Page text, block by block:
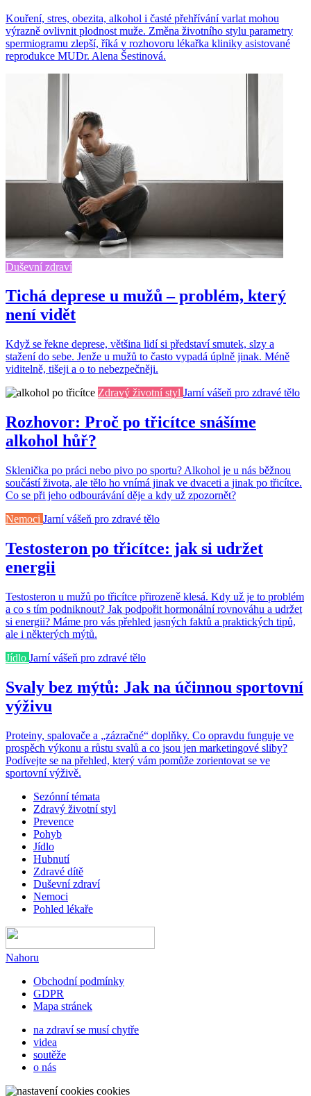
Kouření, stres, obezita, alkohol i časté přehřívání varlat mohou
výrazně ovlivnit plodnost muže. Změna životního stylu parametry
spermiogramu zlepší, říká v rozhovoru lékařka kliniky asistované
reprodukce MUDr. Alena Šestinová.
Duševní zdraví
Tichá deprese u mužů – problém, který
není vidět
Když se řekne deprese, většina lidí si představí smutek, slzy a
stažení do sebe. Jenže u mužů to často vypadá úplně jinak. Méně
viditelně, tišeji a o to nebezpečněji.
Zdravý životní styl Jarní vášeň pro zdravé tělo
Rozhovor: Proč po třicítce snášíme
alkohol hůř?
Sklenička po práci nebo pivo po sportu? Alkohol je u nás běžnou
součástí života, ale tělo ho vnímá jinak ve dvaceti a jinak po třicítce.
Co se při jeho odbourávání děje a kdy už zpozornět?
Nemoci Jarní vášeň pro zdravé tělo
Testosteron po třicítce: jak si udržet
energii
Testosteron u mužů po třicítce přirozeně klesá. Kdy už je to problém
a co s tím podniknout? Jak podpořit hormonální rovnováhu a udržet
si energii? Máme pro vás přehled jasných faktů a praktických tipů,
ale i některých mýtů.
Jídlo Jarní vášeň pro zdravé tělo
Svaly bez mýtů: Jak na účinnou sportovní
výživu
Proteiny, spalovače a „zázračné“ doplňky. Co opravdu funguje ve
prospěch výkonu a růstu svalů a co jsou jen marketingové sliby?
Podívejte se na přehled, který vám pomůže zorientovat se ve
sportovní výživě.
Sezónní témata
Zdravý životní styl
Prevence
Pohyb
Jídlo
Hubnutí
Zdravé dítě
Duševní zdraví
Nemoci
Pohled lékaře
Nahoru
Obchodní podmínky
GDPR
Mapa stránek
na zdraví se musí chytře
videa
soutěže
o nás
cookies